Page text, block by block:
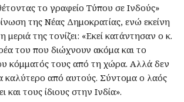
το γραφείο Τύπου σε Ινδούς»
της Νέας Δημοκρατίας, ενώ εκείνη
της τονίζει: «Εκεί κατάντησαν ο κ.
του που διώχνουν ακόμα και το
κόμματός τους από τη χώρα. Αλλά δεν
καλύτερο από αυτούς. Σύντομα ο λαός
και τους ίδιους στην Ινδία».